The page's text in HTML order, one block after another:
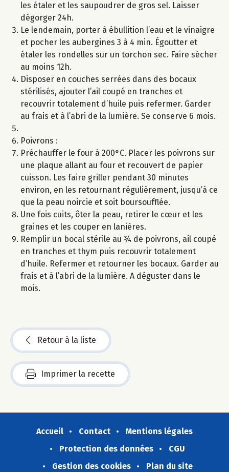
les étaler et les saupoudrer de gros sel. Laisser
dégorger 24h.
Le lendemain, porter à ébullition l’eau et le vinaigre
et pocher les aubergines 3 à 4 min. Égoutter et
étaler les rondelles sur un torchon sec. Faire sécher
au moins 12h.
Disposer en couches serrées dans des bocaux
stérilisés, ajouter l’ail coupé en tranches et
recouvrir totalement d’huile puis refermer. Garder
au frais et à l’abri de la lumière. Se conserve 6 mois.
Poivrons :
Préchauffer le four à 200°C. Placer les poivrons sur
une plaque allant au four et recouvert de papier
cuisson. Les faire griller pendant 30 minutes
environ, en les retournant régulièrement, jusqu’à ce
que la peau noircie et soit boursoufflée.
Une fois cuits, ôter la peau, retirer le cœur et les
graines et les couper en lanières.
Remplir un bocal stérile au ¾ de poivrons, ail coupé
en tranches et thym puis recouvrir totalement
d’huile. Refermer et retourner les bocaux. Garder au
frais et à l’abri de la lumière. A déguster dans le
mois.
Retour à la liste
Imprimer la recette
Accueil Contact
Mentions légales
Protection des données
CGU
Gestion des cookies
Plan du site